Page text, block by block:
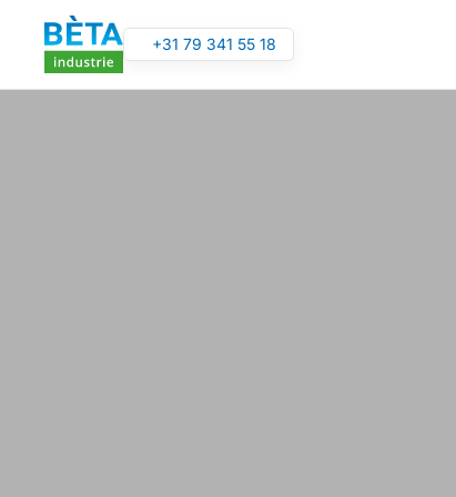
Overslaan en naar de inhoud gaan
+31 79 341 55 18